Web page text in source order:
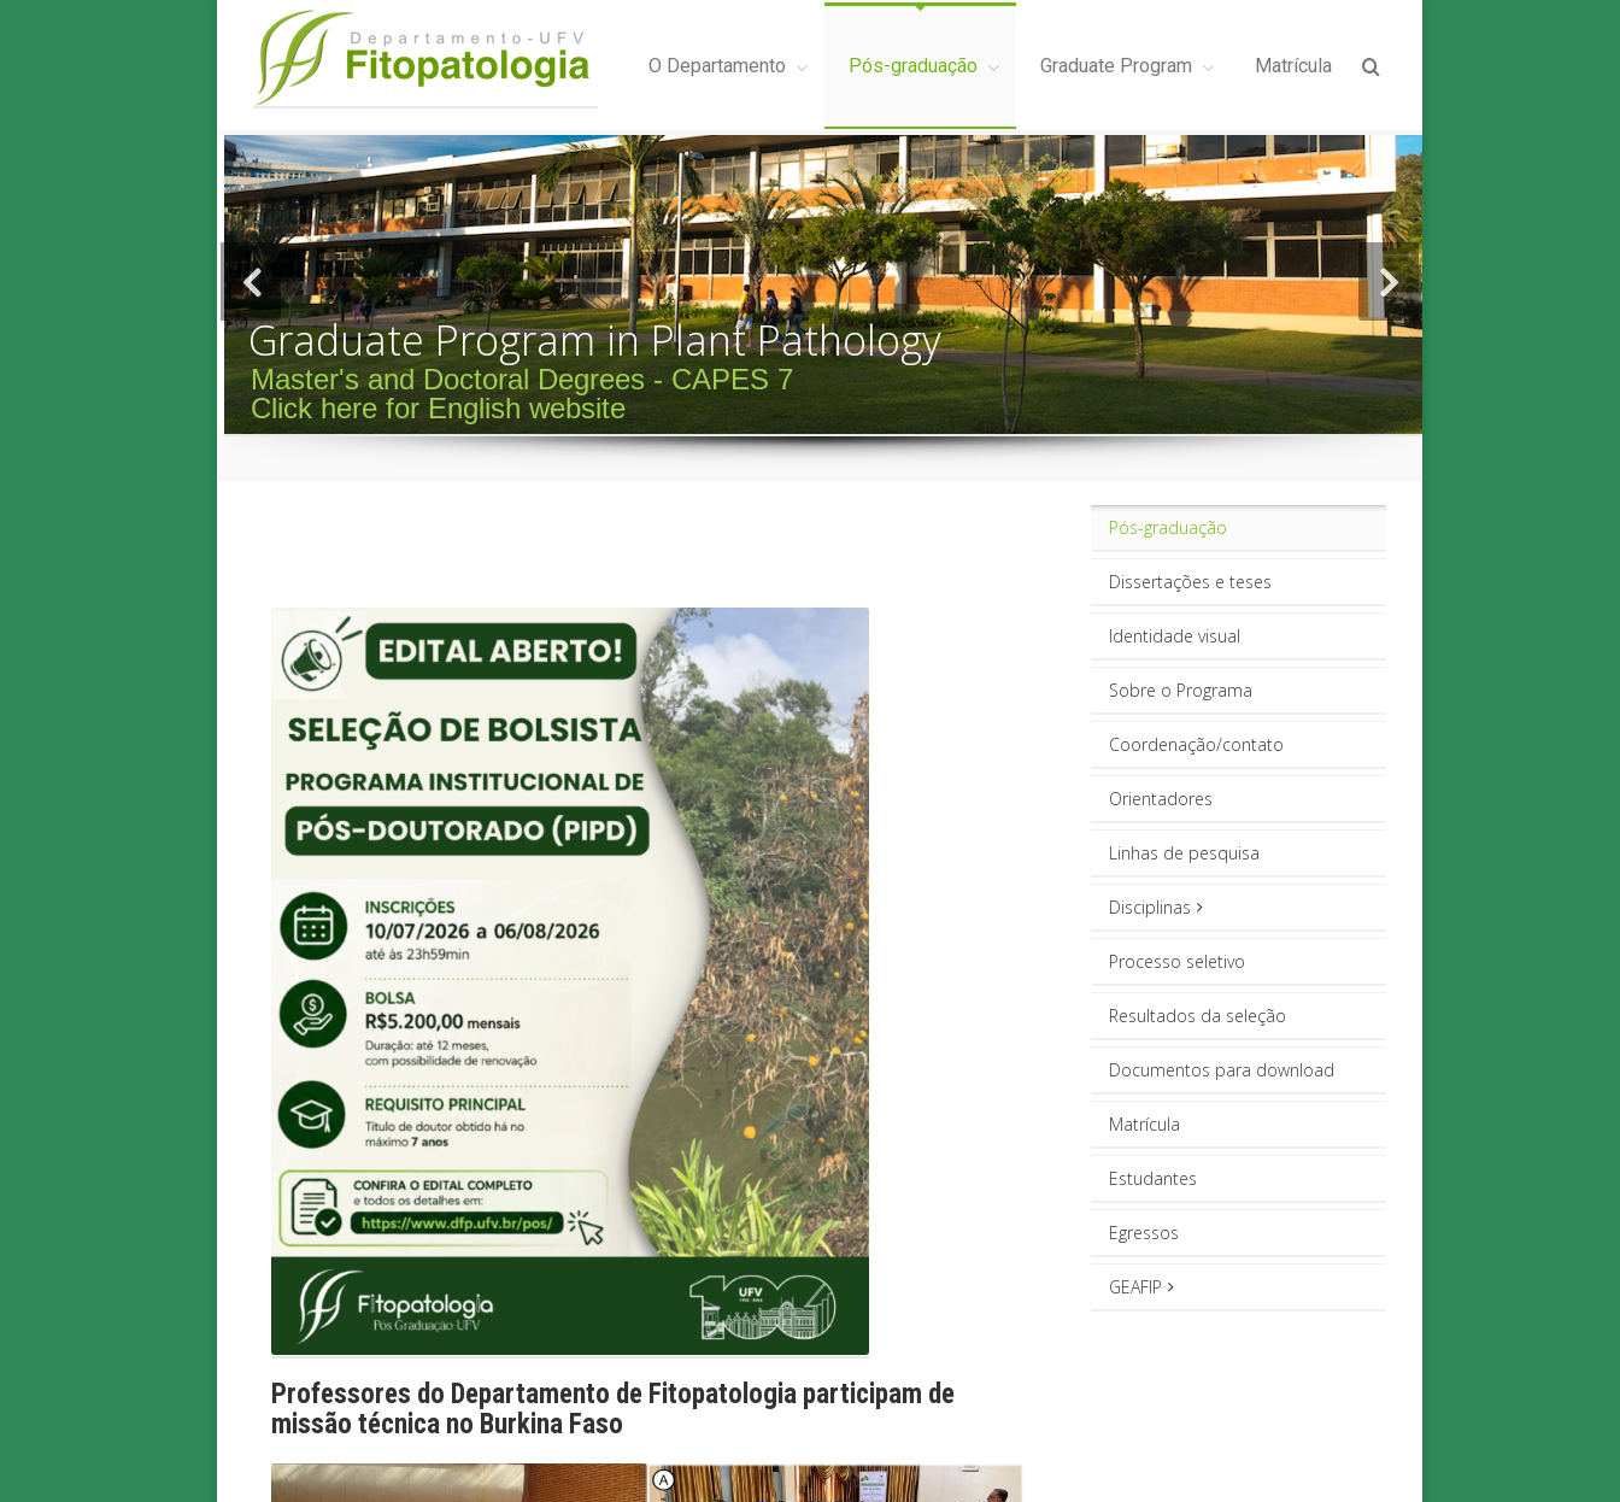
O Departamento Pós-graduação Graduate Program Matrícula
Graduate Program in Plant Pathology
Master's and Doctoral Degrees - CAPES 7
Click here for English website
Professores do Departamento de Fitopatologia participam de
missão técnica no Burkina Faso
Pós-graduação
Dissertações e teses
Identidade visual
Sobre o Programa
Coordenação/contato
Orientadores
Linhas de pesquisa
Disciplinas
Processo seletivo
Resultados da seleção
Documentos para download
Matrícula
Estudantes
Egressos
GEAFIP